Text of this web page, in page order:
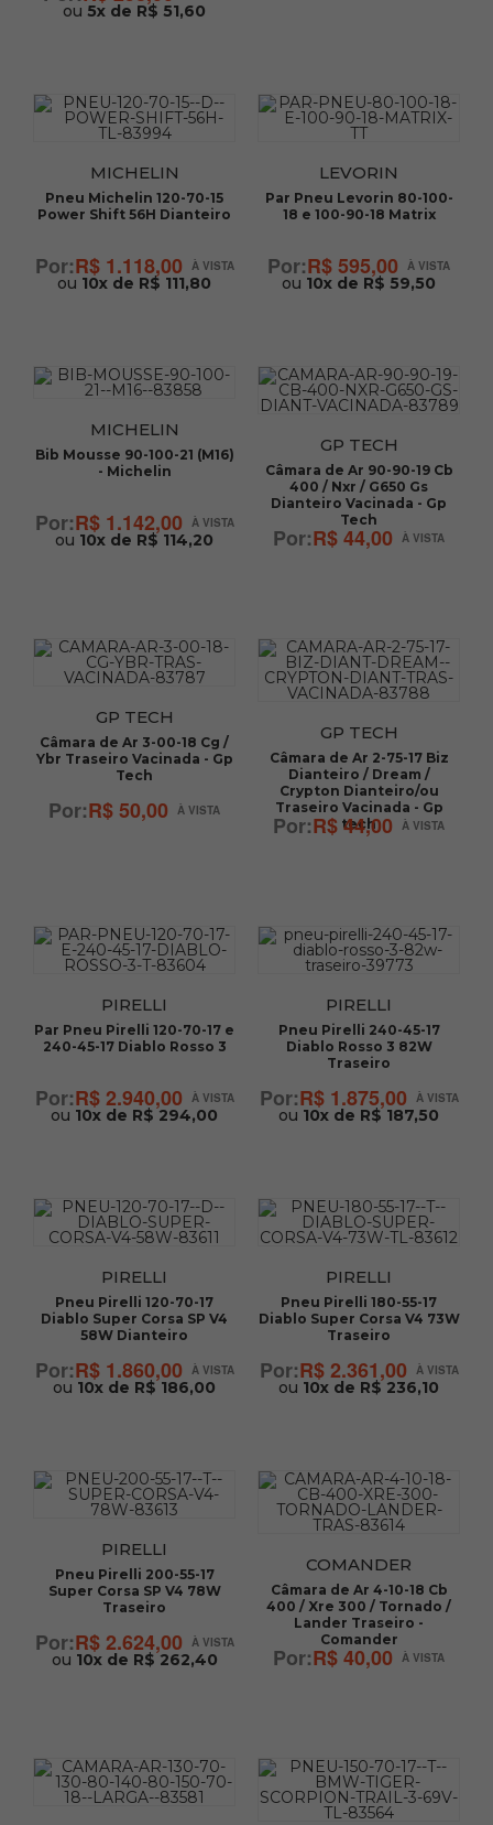
ou 5x de R$ 51,60
MICHELIN
Pneu Michelin 120-70-15
Power Shift 56H Dianteiro
R$ 1.118,00
ou 10x de R$ 111,80
LEVORIN
Par Pneu Levorin 80-100-
18 e 100-90-18 Matrix
R$ 595,00
ou 10x de R$ 59,50
MICHELIN
Bib Mousse 90-100-21 (M16)
- Michelin
R$ 1.142,00
ou 10x de R$ 114,20
GP TECH
Câmara de Ar 90-90-19 Cb
400 / Nxr / G650 Gs
Dianteiro Vacinada - Gp
Tech
R$ 44,00
GP TECH
Câmara de Ar 3-00-18 Cg /
Ybr Traseiro Vacinada - Gp
Tech
R$ 50,00
GP TECH
Câmara de Ar 2-75-17 Biz
Dianteiro / Dream /
Crypton Dianteiro/ou
Traseiro Vacinada - Gp
tech
R$ 44,00
PIRELLI
Par Pneu Pirelli 120-70-17 e
240-45-17 Diablo Rosso 3
R$ 2.940,00
ou 10x de R$ 294,00
PIRELLI
Pneu Pirelli 240-45-17
Diablo Rosso 3 82W
Traseiro
R$ 1.875,00
ou 10x de R$ 187,50
PIRELLI
Pneu Pirelli 120-70-17
Diablo Super Corsa SP V4
58W Dianteiro
R$ 1.860,00
ou 10x de R$ 186,00
PIRELLI
Pneu Pirelli 180-55-17
Diablo Super Corsa V4 73W
Traseiro
R$ 2.361,00
ou 10x de R$ 236,10
PIRELLI
Pneu Pirelli 200-55-17
Super Corsa SP V4 78W
Traseiro
R$ 2.624,00
ou 10x de R$ 262,40
COMANDER
Câmara de Ar 4-10-18 Cb
400 / Xre 300 / Tornado /
Lander Traseiro -
Comander
R$ 40,00